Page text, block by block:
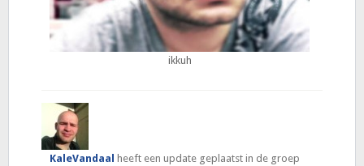
ikkuh
KaleVandaal
heeft een update geplaatst in de groep